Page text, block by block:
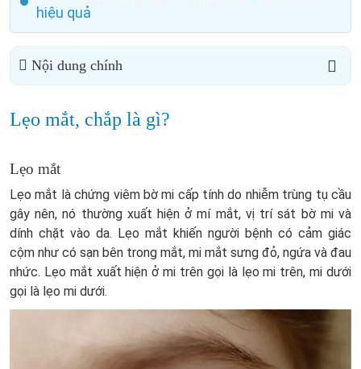
hiệu quả
Nội dung chính
Lẹo mắt, chắp là gì?
Lẹo mắt
Lẹo mắt là chứng viêm bờ mi cấp tính do nhiễm trùng tụ cầu
gây nên, nó thường xuất hiện ở mí mắt, vị trí sát bờ mi và
dính chặt vào da. Lẹo mắt khiến người bệnh có cảm giác
cộm như có sạn bên trong mắt, mi mắt sưng đỏ, ngứa và đau
nhức. Lẹo mắt xuất hiện ở mi trên gọi là lẹo mi trên, mi dưới
gọi là lẹo mi dưới.